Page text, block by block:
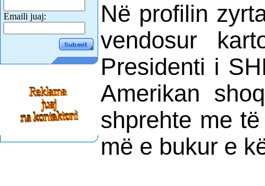
Emaili juaj:
Në profilin
vendosur
Presidenti i
Amerikan
shprehte me
më e bukur e